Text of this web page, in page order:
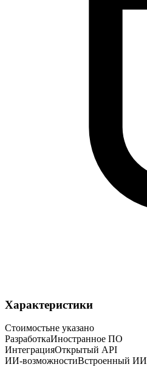
Характеристики
Стоимостьне указано
РазработкаИностранное ПО
ИнтеграцияОткрытый API
ИИ-возможностиВстроенный ИИ